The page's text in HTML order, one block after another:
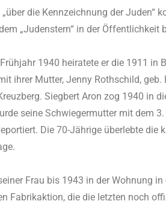
die Kennzeichnung der Juden“
„Judenstern“ in der Öffentlichkeit
1940 heiratete er die 1911 in
ihrer Mutter, Jenny Rothschild, geb.
Siegbert Aron zog 1940 in
seine Schwiegermutter mit dem
Die 70-Jährige überlebte die
Frau bis 1943 in der Wohnung
Fabrikaktion, die die letzten noch